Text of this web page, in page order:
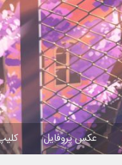
عکس پروفایل